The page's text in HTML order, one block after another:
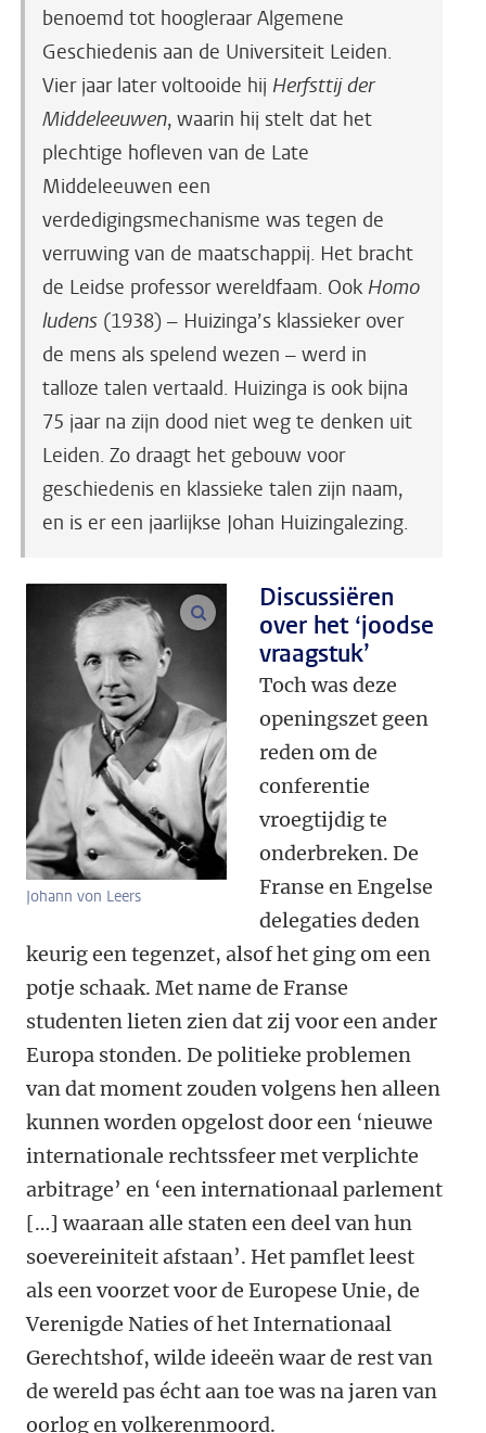
benoemd tot hoogleraar Algemene
Geschiedenis aan de Universiteit Leiden.
Vier jaar later voltooide hij Herfsttij der
Middeleeuwen, waarin hij stelt dat het
plechtige hofleven van de Late
Middeleeuwen een
verdedigingsmechanisme was tegen de
verruwing van de maatschappij. Het bracht
de Leidse professor wereldfaam. Ook Homo
ludens (1938) – Huizinga’s klassieker over
de mens als spelend wezen – werd in
talloze talen vertaald. Huizinga is ook bijna
75 jaar na zijn dood niet weg te denken uit
Leiden. Zo draagt het gebouw voor
geschiedenis en klassieke talen zijn naam,
en is er een jaarlijkse Johan Huizingalezing.
Johann von Leers
vergroot afbeeldingen
Discussiëren
over het ‘joodse
vraagstuk’
Toch was deze
openingszet geen
reden om de
conferentie
vroegtijdig te
onderbreken. De
Franse en Engelse
delegaties deden
keurig een tegenzet, alsof het ging om een
potje schaak. Met name de Franse
studenten lieten zien dat zij voor een ander
Europa stonden. De politieke problemen
van dat moment zouden volgens hen alleen
kunnen worden opgelost door een ‘nieuwe
internationale rechtssfeer met verplichte
arbitrage’ en ‘een internationaal parlement
[…] waaraan alle staten een deel van hun
soevereiniteit afstaan’. Het pamflet leest
als een voorzet voor de Europese Unie, de
Verenigde Naties of het Internationaal
Gerechtshof, wilde ideeën waar de rest van
de wereld pas écht aan toe was na jaren van
oorlog en volkerenmoord.